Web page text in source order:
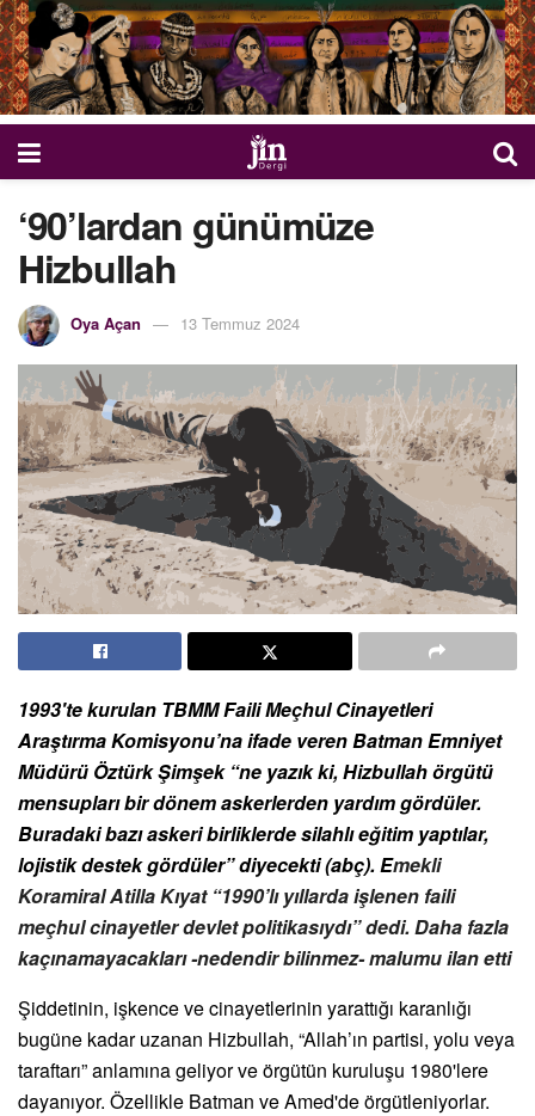
‘90’lardan günümüze
Hizbullah
Oya Açan 13 Temmuz 2024
1993'te kurulan TBMM Faili Meçhul Cinayetleri
Araştırma Komisyonu’na ifade veren Batman Emniyet
Müdürü Öztürk Şimşek “ne yazık ki, Hizbullah örgütü
mensupları bir dönem askerlerden yardım gördüler.
Buradaki bazı askeri birliklerde silahlı eğitim yaptılar,
lojistik destek gördüler” diyecekti (abç). Emekli
Koramiral Atilla Kıyat “1990’lı yıllarda işlenen faili
meçhul cinayetler devlet politikasıydı” dedi. Daha fazla
kaçınamayacakları -nedendir bilinmez- malumu ilan etti
Şiddetinin, işkence ve cinayetlerinin yarattığı karanlığı
bugüne kadar uzanan Hizbullah, “Allah’ın partisi, yolu veya
taraftarı” anlamına geliyor ve örgütün kuruluşu 1980'lere
dayanıyor. Özellikle Batman ve Amed'de örgütleniyorlar.